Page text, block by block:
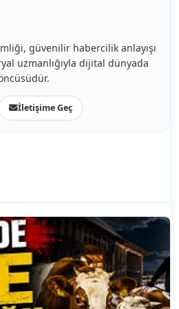
güvenilir habercilik anlayışı
uzmanlığıyla dijital dünyada
İletişime Geç